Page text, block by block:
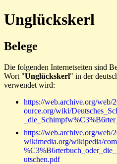
Unglückskerl
Belege
Die folgenden Internetseiten sind
Wort "Unglückskerl" in der
verwendet wird:
https://web.archive.org/web/
ource.org/wiki/
https://web.archive.org/web/
wikimedia.org/wikipedia/
utschen.pdf